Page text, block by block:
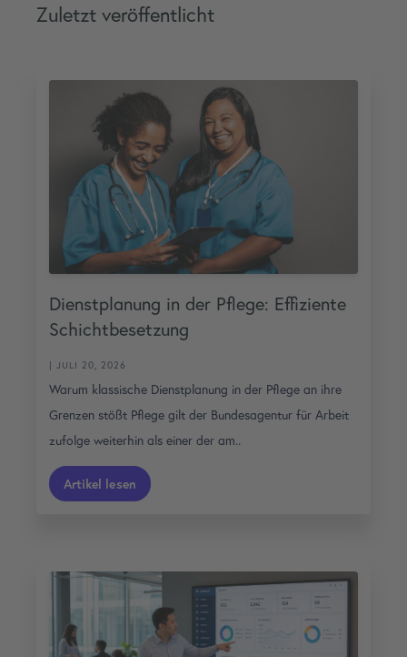
Zuletzt veröffentlicht
Dienstplanung in der Pflege: Effiziente
Schichtbesetzung
| JULI 20, 2026
Warum klassische Dienstplanung in der Pflege an ihre
Grenzen stößt Pflege gilt der Bundesagentur für Arbeit
zufolge weiterhin als einer der am..
Artikel lesen